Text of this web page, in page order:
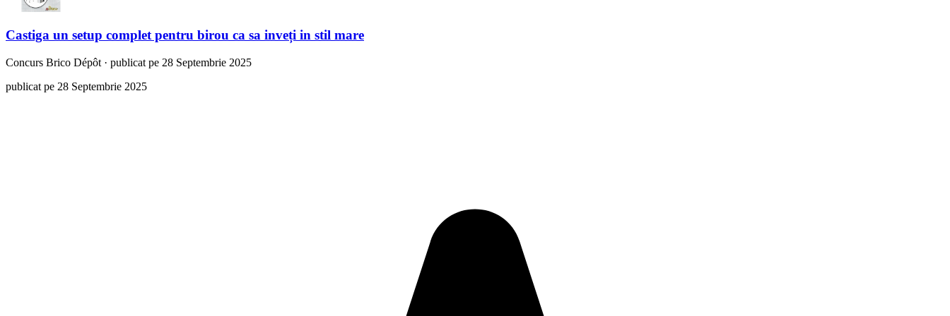
Castiga un setup complet pentru birou ca sa inveți in stil mare
Concurs Brico Dépôt · publicat pe 28 Septembrie 2025
publicat pe 28 Septembrie 2025